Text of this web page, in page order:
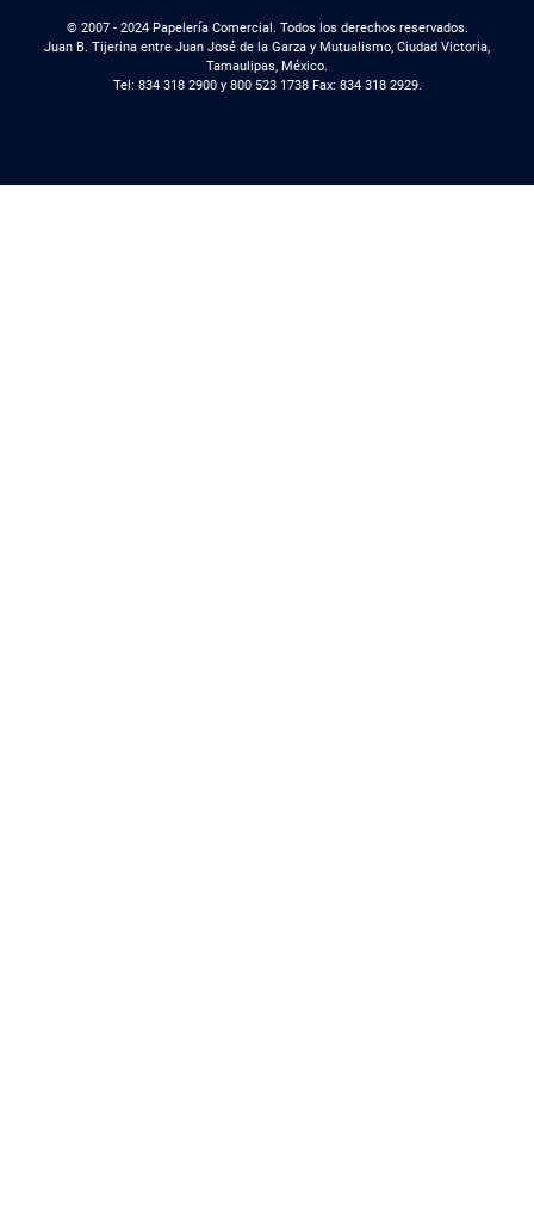
© 2007 - 2024 Papelería Comercial. Todos los derechos reservados.
Juan B. Tijerina entre Juan José de la Garza y Mutualismo, Ciudad Victoria,
Tamaulipas, México.
Tel: 834 318 2900 y 800 523 1738 Fax: 834 318 2929.